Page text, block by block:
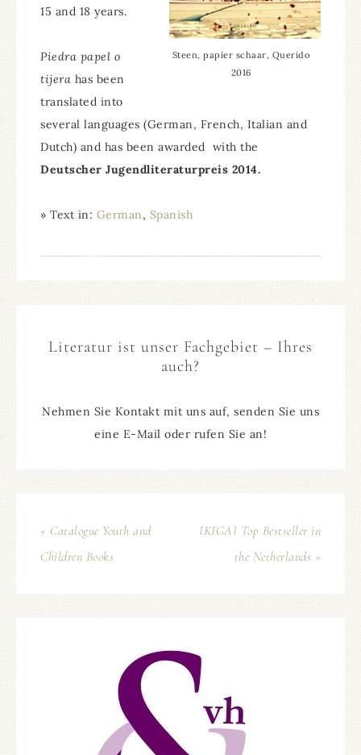
Steen, papier schaar, Querido
2016
15 and 18 years.
Piedra papel o
tijera has been
translated into
several languages (German, French, Italian and
Dutch) and has been awarded with the
Deutscher Jugendliteraturpreis 2014.
» Text in: German Spanish
Literatur ist unser Fachgebiet – Ihres
auch?
Nehmen Sie Kontakt mit uns auf, senden Sie uns
eine E-Mail oder rufen Sie an!
« Catalogue Youth and
Children Books
IKIGAI Top Bestseller in
the Netherlands »